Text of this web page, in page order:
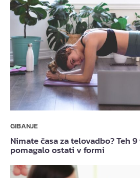
GIBANJE
Nimate časa za telovadbo? Teh
pomagalo ostati v formi